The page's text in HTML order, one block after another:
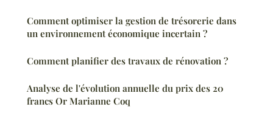
Comment optimiser la gestion de trésorerie dans
un environnement économique incertain ?
Comment planifier des travaux de rénovation ?
Analyse de l'évolution annuelle du prix des 20
francs Or Marianne Coq